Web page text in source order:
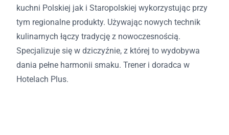
kuchni Polskiej jak i Staropolskiej wykorzystując przy
tym regionalne produkty. Używając nowych technik
kulinarnych łączy tradycję z nowoczesnością.
Specjalizuje się w dziczyźnie, z której to wydobywa
dania pełne harmonii smaku. Trener i doradca w
Hotelach Plus.